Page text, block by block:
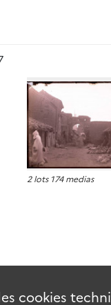
2 lots 174 medias
cookies